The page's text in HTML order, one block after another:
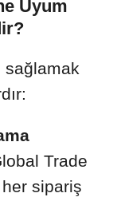
Uyum
sağlamak
Trade
sipariş